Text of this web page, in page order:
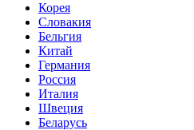
Корея
Словакия
Бельгия
Китай
Германия
Россия
Италия
Швеция
Беларусь